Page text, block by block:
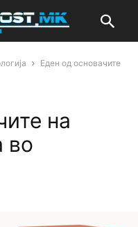
Еден од основачите
на
во